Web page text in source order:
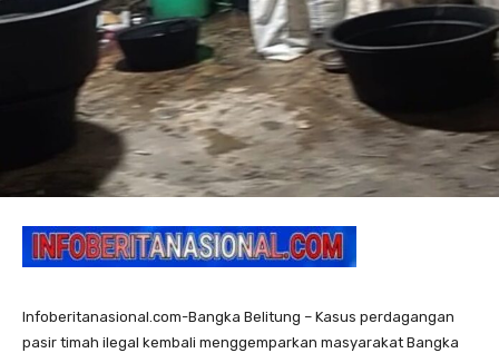
Infoberitanasional.com-Bangka Belitung – Kasus perdagangan
pasir timah ilegal kembali menggemparkan masyarakat Bangka